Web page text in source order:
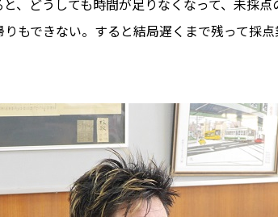
、どうしても時間が足りなくなって、未採
もできない。すると結局遅くまで残って採